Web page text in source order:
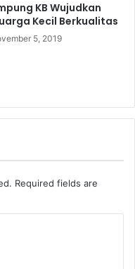
KB Wujudkan
Kecil Berkualitas
5, 2019
Required fields are